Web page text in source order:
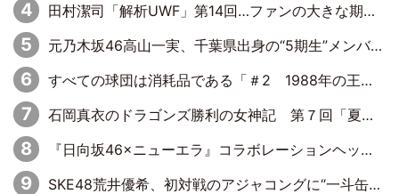
田村潔司「解析UWF」第14回…ファンの大きな期待と現実の厳しい闘い
元乃木坂46高山一実、千葉県出身の“5期生”メンバーと「千葉軍団を作りたかった」さゆりんご軍団に対抗
すべての球団は消耗品である「＃2 1988年の王巨人編」byプロ野球死亡遊戯
石岡真衣のドラゴンズ勝利の女神記 第７回「夏の神宮！11得点どらほー」
『日向坂46×ニューエラ』コラボレーションヘッドウェア発売決定
SKE48荒井優希、初対戦のアジャコングに“一斗缶攻撃”も食らい完敗